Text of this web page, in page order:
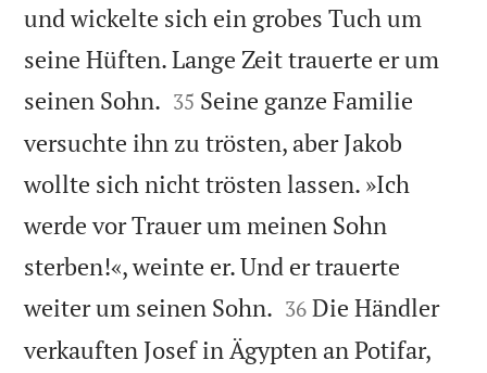
und wickelte sich ein grobes Tuch um
seine Hüften. Lange Zeit trauerte er um
seinen Sohn. 

35 Seine ganze Familie
versuchte ihn zu trösten, aber Jakob
wollte sich nicht trösten lassen. »Ich
werde vor Trauer um meinen Sohn
sterben!«, weinte er. Und er trauerte
weiter um seinen Sohn. 

36 Die Händler
verkauften Josef in Ägypten an Potifar,